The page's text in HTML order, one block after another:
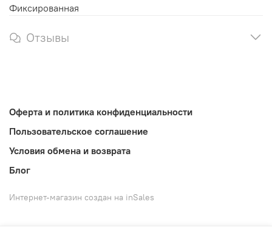
Фиксированная
Отзывы
Оферта и политика конфиденциальности
Пользовательское соглашение
Условия обмена и возврата
Блог
Интернет-магазин создан на inSales